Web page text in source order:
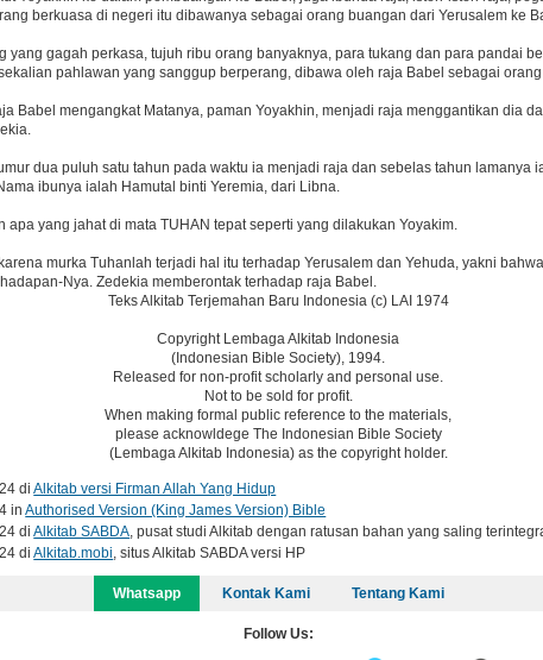
berkuasa di negeri itu dibawanya sebagai orang buangan dari Yerusalem ke
yang gagah perkasa, tujuh ribu orang banyaknya, para tukang dan para pandai
pahlawan yang sanggup berperang, dibawa oleh raja Babel sebagai
Babel mengangkat Matanya, paman Yoyakhin, menjadi raja menggantikan dia
dua puluh satu tahun pada waktu ia menjadi raja dan sebelas tahun lamanya
ibunya ialah Hamutal binti Yeremia, dari Libna.
apa yang jahat di mata TUHAN tepat seperti yang dilakukan Yoyakim.
murka Tuhanlah terjadi hal itu terhadap Yerusalem dan Yehuda, yakni
Nya. Zedekia memberontak terhadap raja Babel.
Teks Alkitab Terjemahan Baru Indonesia (c) LAI 1974
Copyright Lembaga Alkitab Indonesia
(Indonesian Bible Society), 1994.
Released for non-profit scholarly and personal use.
Not to be sold for profit.
When making formal public reference to the materials,
please acknowldege The Indonesian Bible Society
(Lembaga Alkitab Indonesia) as the copyright holder.
diAlkitab versi Firman Allah Yang Hidup
inAuthorised Version (King James Version) Bible
diAlkitab SABDA, pusat studi Alkitab dengan ratusan bahan yang saling
diAlkitab.mobi, situs Alkitab SABDA versi HP
Whatsapp Kontak Kami Tentang Kami
Follow Us: